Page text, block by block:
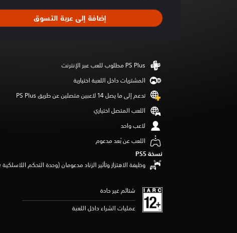
د
ت
ت
إضافة إلى عربة التسوق
المشتريات داخل اللعبة اختيارية
تدعم إلى ما يصل 14 لاعبين متصلين عن طريق PS Plus‏
اللعب المتصل اختياري
لاعب واحد
اللعب عن بُعد مدعوم
نسخة PS5‏
وظيفة الاهتزاز وتأثير الزناد مدعومان (وحدة التحكم اللاسلكية DualSense‏)
شتائم غير حادة
عمليات الشراء داخل اللعبة